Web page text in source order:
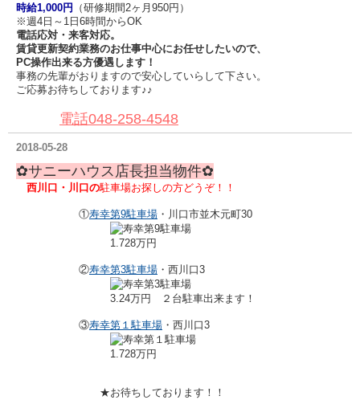
時給1,000円
（研修期間2ヶ月950円）
※週4日～1日6時間からOK
電話応対・来客対応。
賃貸更新契約業務のお仕事中心にお任せしたいので、
PC操作出来る方優遇します！
事務の先輩がおりますので安心していらして下さい。
ご応募お待ちしております♪♪
電話048-258-4548
2018-05-28
✿サニーハウス店長担当物件✿
西川口・川口の駐車場お探しの方どうぞ！！
①寿幸第9駐車場 ・川口市並木元町30
1.728万円
②寿幸第3駐車場 ・西川口3
3.24万円 ２台駐車出来ます！
③寿幸第１駐車場 ・西川口3
1.728万円
★お待ちしております！！